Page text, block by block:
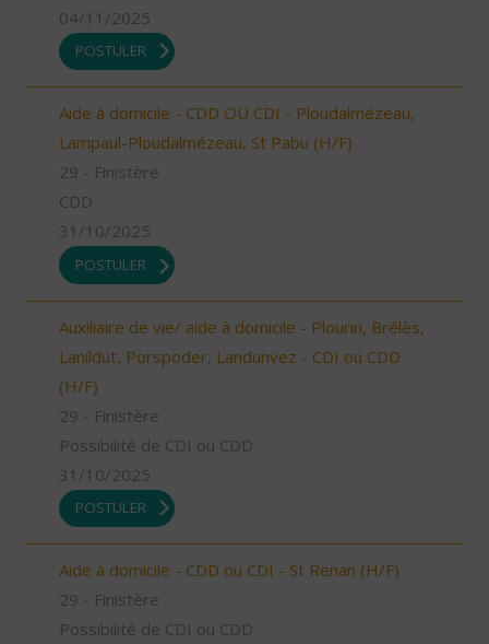
04/11/2025
POSTULER
Aide à domicile - CDD OU CDI - Ploudalmézeau,
Lampaul-Ploudalmézeau, St Pabu (H/F)
29 - Finistère
CDD
31/10/2025
POSTULER
Auxiliaire de vie/ aide à domicile - Plourin, Brélès,
Lanildut, Porspoder, Landunvez - CDI ou CDD
(H/F)
29 - Finistère
Possibilité de CDI ou CDD
31/10/2025
POSTULER
Aide à domicile - CDD ou CDI - St Renan (H/F)
29 - Finistère
Possibilité de CDI ou CDD